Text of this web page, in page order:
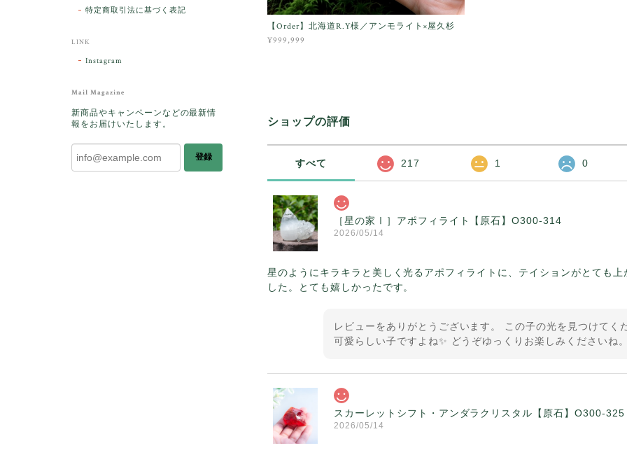
【Order】北海道R.Y様／アンモライト×屋久杉
¥999,999
ショップの評価
すべて 217 1 0
［星の家Ⅰ］アポフィライト【原石】O300-314
2026/05/14
星のようにキラキラと美しく光るアポフィライトに、テイションがとても
した。とても嬉しかったです。
レビューをありがとうございます。 この子の光を見つけて
可愛らしい子ですよね✨ どうぞゆっくりお楽しみくださいね
スカーレットシフト・アンダラクリスタル【原石】O300-325
2026/05/14
特定商取引法に基づく表記
LINK
Instagram
Mail Magazine
新商品やキャンペーンなどの最新情
報をお届けいたします。
登録